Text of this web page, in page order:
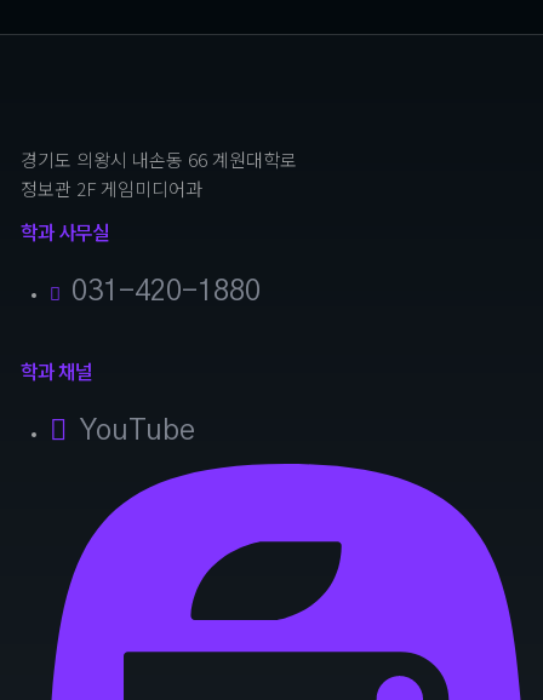
경기도 의왕시 내손동 66 계원대학로
정보관 2F 게임미디어과
학과 사무실
031-420-1880
학과 채널
YouTube